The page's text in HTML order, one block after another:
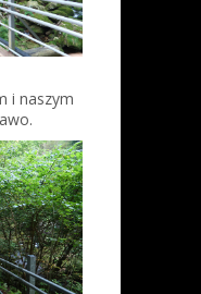
i naszym